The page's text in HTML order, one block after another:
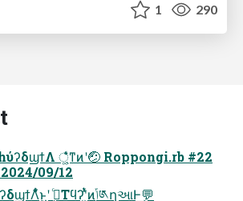
1 290
্͚͛ͨͩͳͷʹ🤕 Roppongi.rb #22
09/12
RailsͷύονόʔδϣϯΛ͋͛ͨͱ͖ʹ ى͖ͨΤϥʔʹ͍ͭͯͷݴ͍༁ղઆͰ͢💬